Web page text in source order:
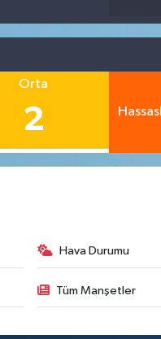
Orta
2
Hava Durumu
Tüm Manşetler